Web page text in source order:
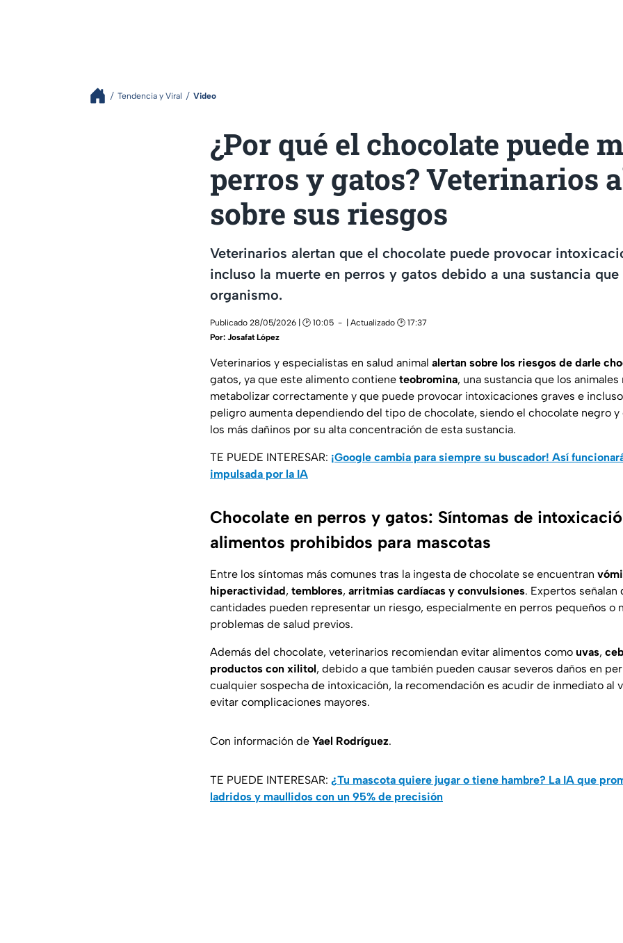
Tendencia y Viral Video
¿Por qué el chocolate puede
perros y gatos? Veterinarios
sobre sus riesgos
Veterinarios alertan que el chocolate puede provocar
incluso la muerte en perros y gatos debido a una sustancia que
organismo.
Publicado 28/05/2026 | 🕑 10:05
| Actualizado 🕑 17:37
Por: Josafat López
Veterinarios y especialistas en salud animal alertan sobre los riesgos de darle
gatos, ya que este alimento contiene teobromina, una sustancia que los
metabolizar correctamente y que puede provocar intoxicaciones graves e
peligro aumenta dependiendo del tipo de chocolate, siendo el chocolate negro y
los más dañinos por su alta concentración de esta sustancia.
TE PUEDE INTERESAR: ¡Google cambia para siempre su buscador! Así
impulsada por la IA
Chocolate en perros y gatos: Síntomas de
alimentos prohibidos para mascotas
Entre los síntomas más comunes tras la ingesta de chocolate se encuentran
hiperactividad, temblores, arritmias cardíacas y convulsiones. Expertos
cantidades pueden representar un riesgo, especialmente en perros pequeños o
problemas de salud previos.
Además del chocolate, veterinarios recomiendan evitar alimentos como uvas,
productos con xilitol, debido a que también pueden causar severos daños en
cualquier sospecha de intoxicación, la recomendación es acudir de inmediato al
evitar complicaciones mayores.
Con información de Yael Rodríguez.
TE PUEDE INTERESAR: ¿Tu mascota quiere jugar o tiene hambre? La IA que
ladridos y maullidos con un 95% de precisión